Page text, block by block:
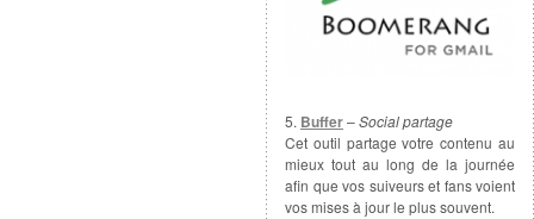
5. Buffer–Social partage
Cet outil partage votre contenu au
mieux tout au long de la journée
afin que vos suiveurs et fans voient
vos mises à jour le plus souvent.